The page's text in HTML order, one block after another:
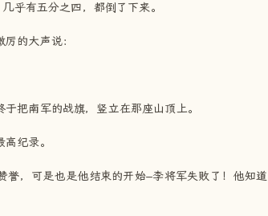
乎有五分之四，都倒了下来。
的大声说：
把南军的战旗，竖立在那座山顶上。
纪录。
誉，可是也是他结束的开始–李将军失败了！他知道